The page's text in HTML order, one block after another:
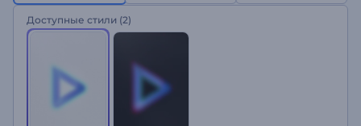
Идеально подходит для брендов, которые ценят сдержанную,
элегантную и минималистичную эстетику. Попробуйте прямо
Доступные стили (2)